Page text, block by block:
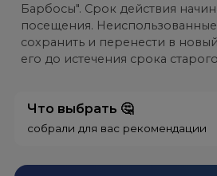
Барбосы". Срок действия
посещения.
сохранить и перенести в
его до истечения срока
Что выбрать 🤔
собрали для вас рекомендации